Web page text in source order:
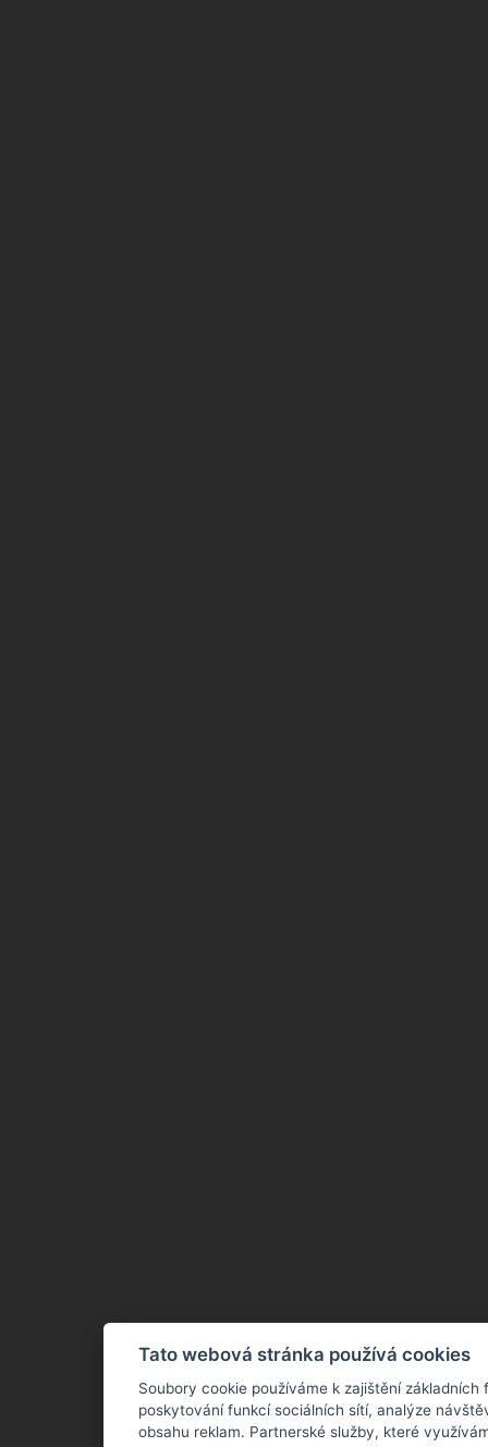
Tato webová stránka používá cookies
Soubory cookie používáme k zajištění základních
poskytování funkcí sociálních sítí, analýze
obsahu reklam. Partnerské služby, které